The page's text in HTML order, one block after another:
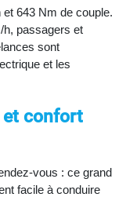
643 Nm de couple.
h, passagers et
sont
et les
et confort
vous : ce grand
facile à conduire